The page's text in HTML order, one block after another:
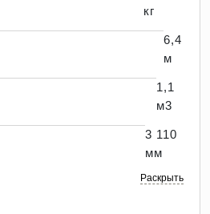
кг
6,4
м
1,1
м3
3 110
мм
Раскрыть